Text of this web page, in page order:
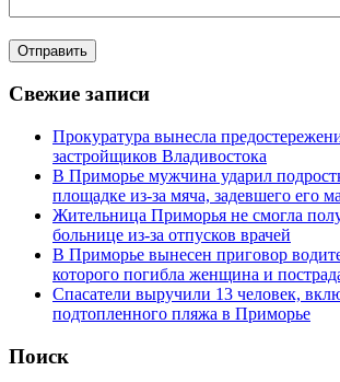
Свежие записи
Прокуратура вынесла
застройщиков Владивостока
В Приморье мужчина ударил
площадке из-за мяча, задевшего его
Жительница Приморья не смогла
больнице из-за отпусков врачей
В Приморье вынесен приговор
которого погибла женщина и
Спасатели выручили 13 человек,
подтопленного пляжа в Приморье
Поиск